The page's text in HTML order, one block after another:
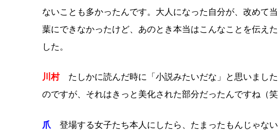
ないことも多かったんです。大人になった自分が、改めて
葉にできなかったけど、あのとき本当はこんなことを伝え
した。
川村たしかに読んだ時に「小説みたいだな」と思いまし
のですが、それはきっと美化された部分だったんですね（笑
爪 登場する女子たち本人にしたら、たまったもんじゃな